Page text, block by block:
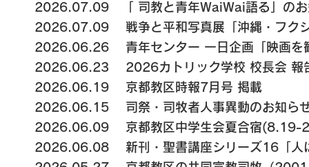
2026.07.09 「 司教と青年WaiWai語る」の
2026.07.09 戦争と平和写真展「沖縄・フク
2026.06.26 青年センター 一日企画「映画を
2026.06.23 2026カトリック学校 校長会 報
2026.06.19 京都教区時報7月号 掲載
2026.06.15 司祭・司牧者人事異動のお知ら
2026.06.09 京都教区中学生会夏合宿(8.19-
2026.06.08 新刊・聖書講座シリーズ16​「人